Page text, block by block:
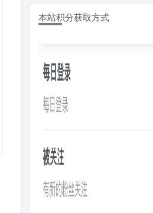
本站积分获取方式